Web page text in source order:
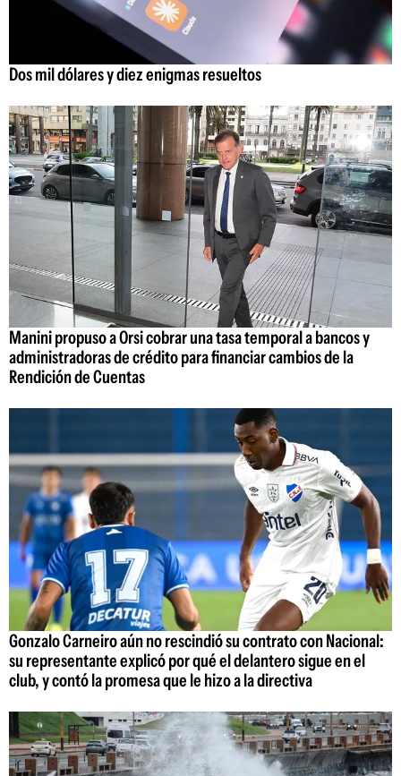
Dos mil dólares y diez enigmas resueltos
Manini propuso a Orsi cobrar una tasa temporal a bancos y
administradoras de crédito para financiar cambios de la
Rendición de Cuentas
Gonzalo Carneiro aún no rescindió su contrato con Nacional:
su representante explicó por qué el delantero sigue en el
club, y contó la promesa que le hizo a la directiva